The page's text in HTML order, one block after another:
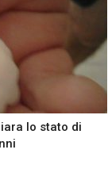
lo stato di